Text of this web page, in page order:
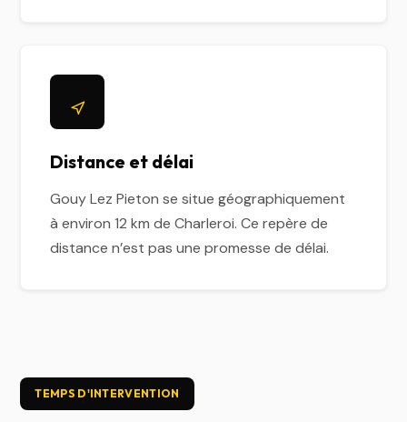
Distance et délai
Gouy Lez Pieton se situe géographiquement
à environ 12 km de Charleroi. Ce repère de
distance n’est pas une promesse de délai.
TEMPS D'INTERVENTION